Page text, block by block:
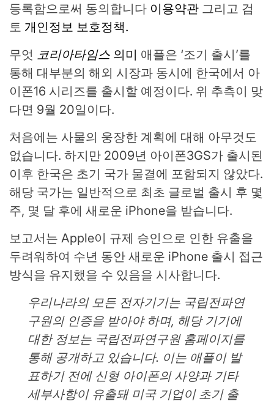
등록함으로써 동의합니다 이용약관 그리고 검
토 개인정보 보호정책.
무엇 코리아타임스 의미 애플은 ‘조기 출시’를
통해 대부분의 해외 시장과 동시에 한국에서 아
이폰16 시리즈를 출시할 예정이다. 위 추측이 맞
다면 9월 20일이다.
처음에는 사물의 웅장한 계획에 대해 아무것도
없습니다. 하지만 2009년 아이폰3GS가 출시된
이후 한국은 초기 국가 물결에 포함되지 않았다.
해당 국가는 일반적으로 최초 글로벌 출시 후 몇
주, 몇 달 후에 새로운 iPhone을 받습니다.
보고서는 Apple이 규제 승인으로 인한 유출을
두려워하여 수년 동안 새로운 iPhone 출시 접근
방식을 유지했을 수 있음을 시사합니다.
우리나라의 모든 전자기기는 국립전파연
구원의 인증을 받아야 하며, 해당 기기에
대한 정보는 국립전파연구원 홈페이지를
통해 공개하고 있습니다. 이는 애플이 발
표하기 전에 신형 아이폰의 사양과 기타
세부사항이 유출돼 미국 기업이 초기 출